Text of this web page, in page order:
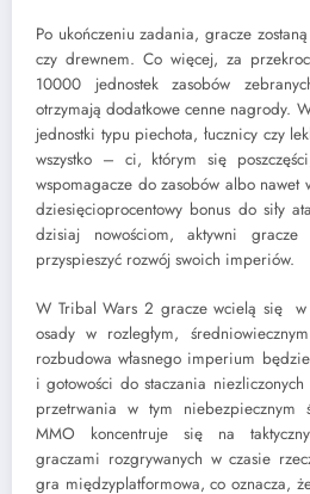
Po ukończeniu zadania, gracze
czy drewnem. Co więcej, za
10000 jednostek zasobów
otrzymają dodatkowe cenne nagrody.
jednostki typu piechota, łucznicy czy
wszystko – ci, którym się
wspomagacze do zasobów albo
dziesięcioprocentowy bonus do siły
dzisiaj nowościom, aktywni gracze
przyspieszyć rozwój swoich imperiów.
W Tribal Wars 2 gracze wcielą się
osady w rozległym,
rozbudowa własnego imperium
i gotowości do staczania
przetrwania w tym niebezpiecznym
MMO koncentruje się na
graczami rozgrywanych w czasie
gra międzyplatformowa, co oznacza,